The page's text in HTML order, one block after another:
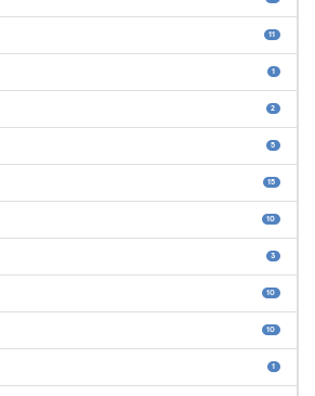
11
1
2
5
15
10
3
10
10
1